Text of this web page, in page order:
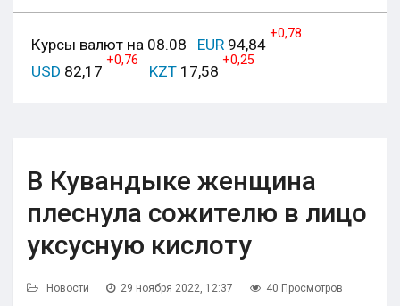
Курсы валют на 08.08 EUR 94,84
+0,78
USD 82,17
+0,76
KZT 17,58
+0,25
В Кувандыке женщина
плеснула сожителю в лицо
уксусную кислоту
Новости 29 ноября 2022, 12:37 40 Просмотров